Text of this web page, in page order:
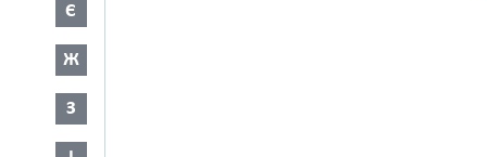
Є
Ж
З